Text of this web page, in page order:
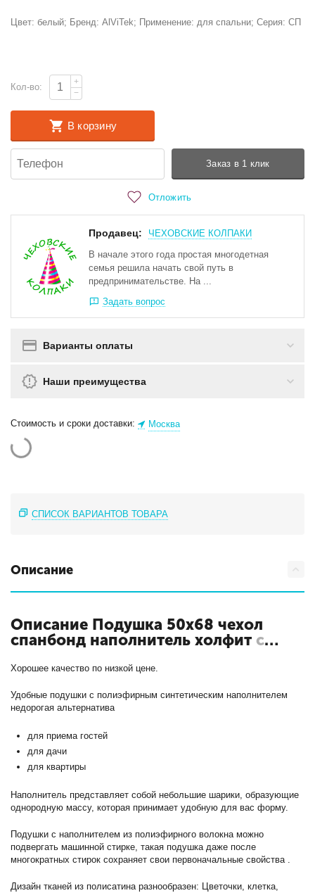
Цвет: белый; Бренд: AlViTek; Применение: для спальни; Серия: СП
Кол-во:
+
−
В корзину
Заказ в 1 клик
Отложить
Продавец:
ЧЕХОВСКИЕ КОЛПАКИ
В начале этого года простая многодетная
семья решила начать свой путь в
предпринимательстве. На ...
Задать вопрос
Варианты оплаты
Наши преимущества
Стоимость и сроки доставки: Москва
СПИСОК ВАРИАНТОВ ТОВАРА
Описание
Описание Подушка 50х68 чехол
спанбонд наполнитель холфит с
Хорошее качество по низкой цене.
Удобные подушки с полиэфирным синтетическим наполнителем
недорогая альтернатива
для приема гостей
для дачи
для квартиры
Наполнитель представляет собой небольшие шарики, образующие
однородную массу, которая принимает удобную для вас форму.
Подушки с наполнителем из полиэфирного волокна можно
подвергать машинной стирке, такая подушка даже после
многократных стирок сохраняет свои первоначальные свойства .
Дизайн тканей из полисатина разнообразен: Цветочки, клетка,